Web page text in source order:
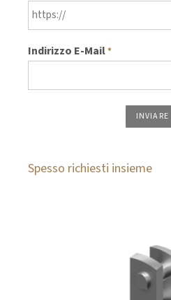
Indirizzo E-Mail*
INVIARE
Spesso richiesti insieme